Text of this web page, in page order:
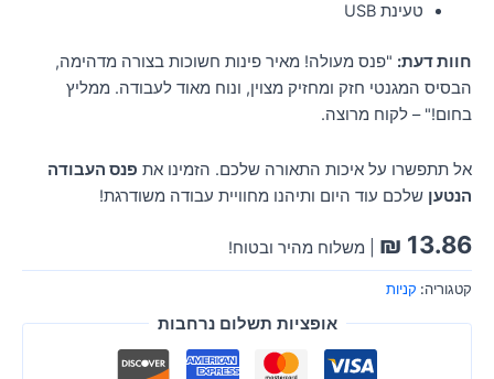
טעינת USB
חוות דעת: "פנס מעולה! מאיר פינות חשוכות בצורה מדהימה,
הבסיס המגנטי חזק ומחזיק מצוין, ונוח מאוד לעבודה. ממליץ
בחום!" – לקוח מרוצה.
אל תתפשרו על איכות התאורה שלכם. הזמינו את פנס העבודה
הנטען שלכם עוד היום ותיהנו מחוויית עבודה משודרגת!
₪ 13.86 | משלוח מהיר ובטוח!
קטגוריה: קניות
אופציות תשלום נרחבות